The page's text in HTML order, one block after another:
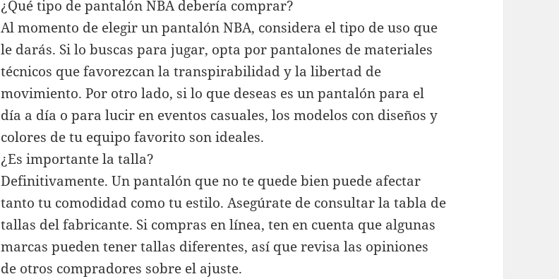
¿Qué tipo de pantalón NBA debería comprar?
Al momento de elegir un pantalón NBA, considera el tipo de uso que
le darás. Si lo buscas para jugar, opta por pantalones de materiales
técnicos que favorezcan la transpirabilidad y la libertad de
movimiento. Por otro lado, si lo que deseas es un pantalón para el
día a día o para lucir en eventos casuales, los modelos con diseños y
colores de tu equipo favorito son ideales.
¿Es importante la talla?
Definitivamente. Un pantalón que no te quede bien puede afectar
tanto tu comodidad como tu estilo. Asegúrate de consultar la tabla de
tallas del fabricante. Si compras en línea, ten en cuenta que algunas
marcas pueden tener tallas diferentes, así que revisa las opiniones
de otros compradores sobre el ajuste.